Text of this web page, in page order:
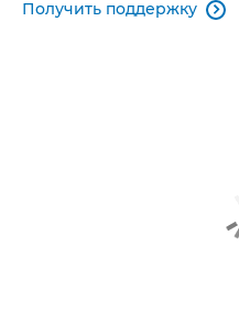
Получить поддержку 